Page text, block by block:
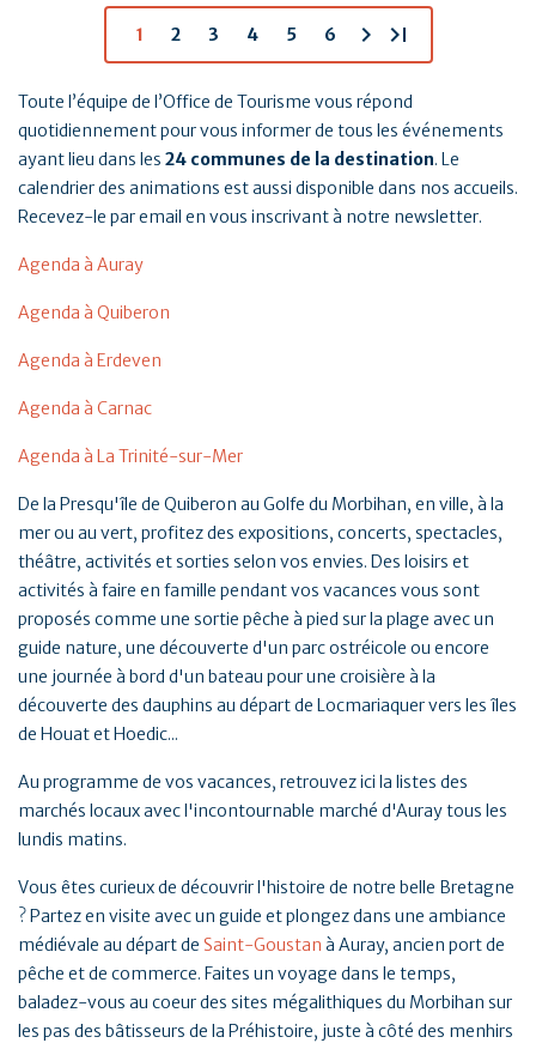
1 2 3 4 5 6 chevron_right last_page
Toute l’équipe de l’Office de Tourisme vous répond
quotidiennement pour vous informer de tous les événements
ayant lieu dans les 24 communes de la destination. Le
calendrier des animations est aussi disponible dans nos accueils.
Recevez-le par email en vous inscrivant à notre newsletter.
Agenda à Auray
Agenda à Quiberon
Agenda à Erdeven
Agenda à Carnac
Agenda à La Trinité-sur-Mer
De la Presqu'île de Quiberon au Golfe du Morbihan, en ville, à la
mer ou au vert, profitez des expositions, concerts, spectacles,
théâtre, activités et sorties selon vos envies. Des loisirs et
activités à faire en famille pendant vos vacances vous sont
proposés comme une sortie pêche à pied sur la plage avec un
guide nature, une découverte d'un parc ostréicole ou encore
une journée à bord d'un bateau pour une croisière à la
découverte des dauphins au départ de Locmariaquer vers les îles
de Houat et Hoedic...
Au programme de vos vacances, retrouvez ici la listes des
marchés locaux avec l'incontournable marché d'Auray tous les
lundis matins.
Vous êtes curieux de découvrir l'histoire de notre belle Bretagne
? Partez en visite avec un guide et plongez dans une ambiance
médiévale au départ de Saint-Goustan à Auray, ancien port de
pêche et de commerce. Faites un voyage dans le temps,
baladez-vous au coeur des sites mégalithiques du Morbihan sur
les pas des bâtisseurs de la Préhistoire, juste à côté des menhirs